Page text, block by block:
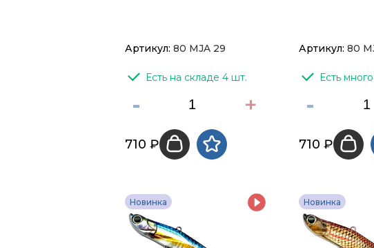
Артикул: 80 MJA 29
Есть на складе 4 шт.
- +
710 ₽
Артикул: 80
Есть
-
710 ₽
Новинка Новинка